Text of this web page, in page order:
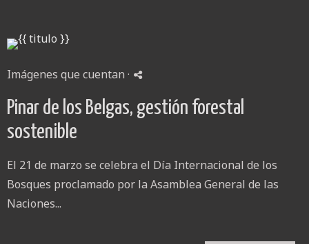
Imágenes que cuentan ·
Pinar de los Belgas, gestión forestal
sostenible
El 21 de marzo se celebra el Día Internacional de los
Bosques proclamado por la Asamblea General de las
Naciones...